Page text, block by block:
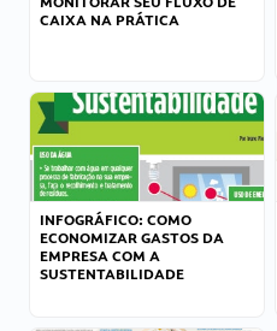
CAIXA NA PRÁTICA
INFOGRÁFICO: COMO
ECONOMIZAR GASTOS DA
EMPRESA COM A
SUSTENTABILIDADE